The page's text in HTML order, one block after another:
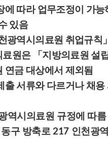
따라 업무조정이 가능
있음
광역시의료원 취업규칙
원은 「지방의료원 설
연금 대상에서 제외됨
서류와 다르거나 채용
역시의료원 규정에 따름
구 방축로 217 인천광